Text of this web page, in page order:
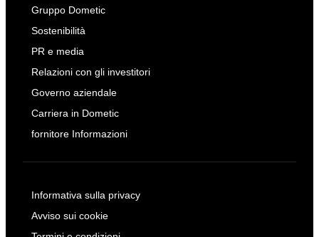
Gruppo Dometic
Sostenibilità
PR e media
Relazioni con gli investitori
Governo aziendale
Carriera in Dometic
fornitore Informazioni
Informativa sulla privacy
Avviso sui cookie